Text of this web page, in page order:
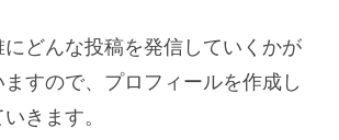
にどんな投稿を発信していくかが
すので、プロフィールを作成し
きます。